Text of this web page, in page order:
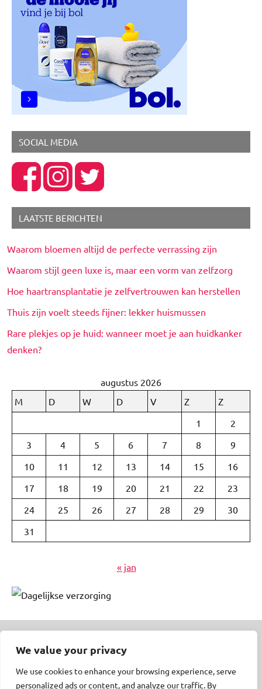
We value your privacy
We use cookies to enhance your browsing experience, serve
personalized ads or content, and analyze our traffic. By
SOCIAL MEDIA
LAATSTE BERICHTEN
Waarom bloemen altijd de perfecte verrassing zijn
Waarom stijl geen luxe is, maar een vorm van zelfzorg
Hoe haartransplantatie je zelfvertrouwen kan herstellen
Thuis zijn voelt steeds fijner: lekker huismussen
Rare plekjes op je huid: wanneer moet je aan huidkanker
denken?
augustus 2026
M
D W D V Z
Z
1
2
3
4 5 6 7 8
9
10
11 12 13 14 15
16
17
18 19 20 21 22
23
24
25 26 27 28 29
30
31
« jan
Samenwerking met:
Oudersenzo.nl - Kinderliedjes.info